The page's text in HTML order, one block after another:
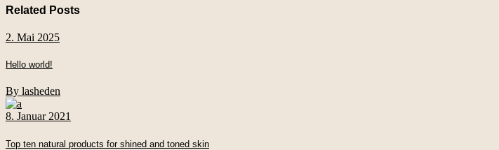
Related Posts
2. Mai 2025
Hello world!
By lasheden
8. Januar 2021
Top ten natural products for shined and toned skin